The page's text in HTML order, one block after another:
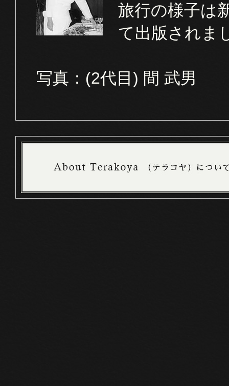
旅行の様子は
て出版されま
写真： (2代目 ) 間 武男